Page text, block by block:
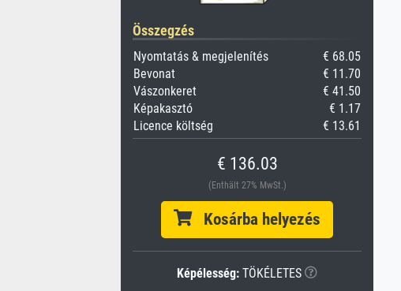
Összegzés
Nyomtatás & megjelenítés
€ 68.05
Bevonat
€ 11.70
Vászonkeret
€ 41.50
Képakasztó
€ 1.17
Licence költség
€ 13.61
€ 136.03
(Enthält 27% MwSt.)
Kosárba helyezés
Képélesség: TÖKÉLETES